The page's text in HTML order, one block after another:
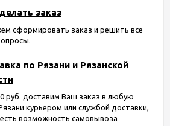
заказ
сформировать заказ и решить все
по Рязани и Рязанской
руб. доставим Ваш заказ в любую
курьером или службой доставки,
возможность самовывоза